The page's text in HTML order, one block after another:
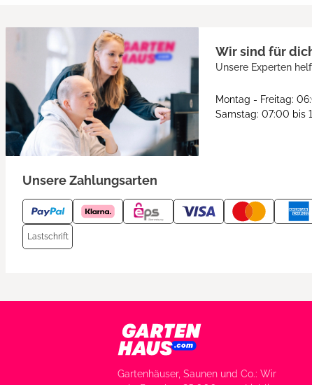
Wir sind für
Unsere Experten
Montag - Freitag:
Samstag: 07:00 bis
Unsere Zahlungsarten
Lastschrift
Gartenhäuser, Saunen und Co.: Wir